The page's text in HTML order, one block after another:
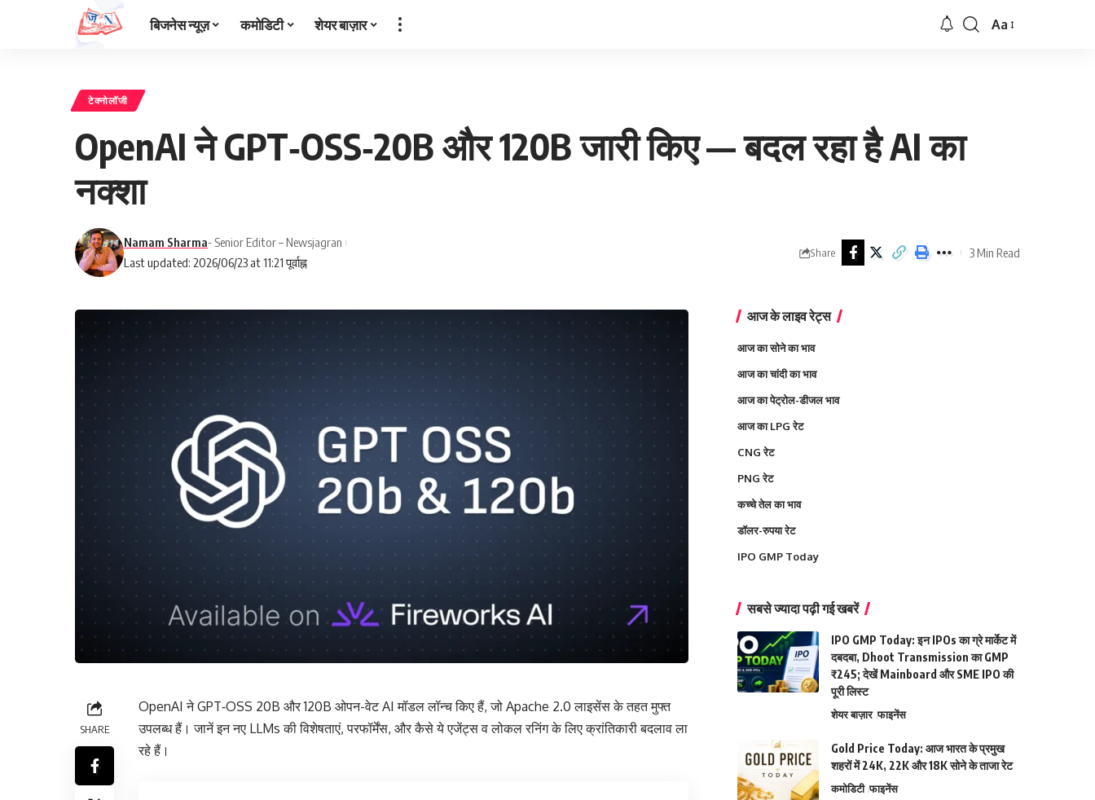
बिजनेस न्यूज़ कमोडिटी शेयर बाज़ार
Font
Aa
टेक्नोलॉजी
OpenAI ने GPT‑OSS‑20B और 120B जारी किए — बदल रहा है AI का
नक्शा
Last updated: 2026/06/23 at 11:21 पूर्वाह्न
Namam Sharma- Senior Editor – Newsjagran
Share 3 Min Read
SHARE
OpenAI ने GPT‑OSS 20B और 120B ओपन-वेट AI मॉडल लॉन्च किए हैं, जो Apache 2.0 लाइसेंस के तहत मुफ्त
उपलब्ध हैं। जानें इन नए LLMs की विशेषताएं, परफॉर्मेंस, और कैसे ये एजेंट्स व लोकल रनिंग के लिए क्रांतिकारी बदलाव ला
रहे हैं।
आज के लाइव रेट्स
आज का सोने का भाव
आज का चांदी का भाव
आज का पेट्रोल-डीजल भाव
आज का LPG रेट
CNG रेट
PNG रेट
कच्चे तेल का भाव
डॉलर-रुपया रेट
IPO GMP Today
सबसे ज्यादा पढ़ी गई खबरें
IPO GMP Today: इन IPOs का ग्रे मार्केट में
दबदबा, Dhoot Transmission का GMP
₹245; देखें Mainboard और SME IPO की
पूरी लिस्ट
शेयर बाज़ार फाइनेंस
Gold Price Today: आज भारत के प्रमुख
शहरों में 24K, 22K और 18K सोने के ताजा रेट
कमोडिटी फाइनेंस